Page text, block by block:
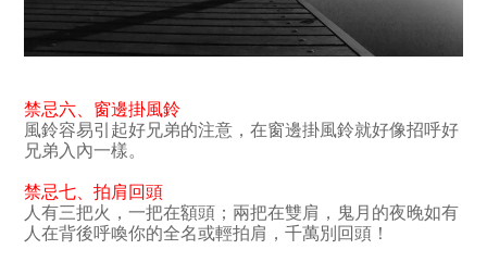
禁忌六
窗邊掛風鈴
風鈴容易引起好兄弟的注意，在窗邊掛風鈴就好像招呼好
兄弟入內一樣。
禁忌七 、拍肩回頭
人有三把火，一把在額頭；兩把在雙肩，鬼月的夜晚如有
人在背後呼喚你的全名或輕拍肩，千萬別回頭！